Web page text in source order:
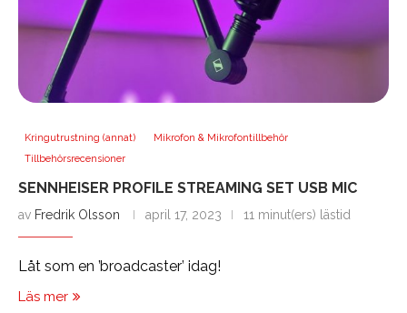
Kringutrustning (annat)
Mikrofon & Mikrofontillbehör
Tillbehörsrecensioner
SENNHEISER PROFILE STREAMING SET USB MIC
av Fredrik Olsson april 17, 2023 11 minut(ers) lästid
Låt som en ’broadcaster’ idag!
Läs mer